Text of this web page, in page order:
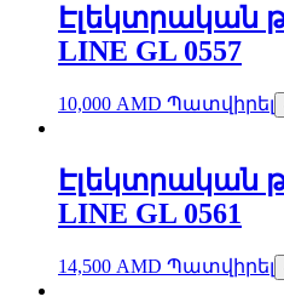
Էլեկտրական
LINE GL 0557
10,000 AMD Պատվիրել
Էլեկտրական
LINE GL 0561
14,500 AMD Պատվիրել